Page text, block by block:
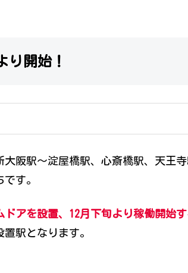
り開始！
阪駅～淀屋橋駅、心斎橋駅、天王
す。
ドアを設置、12月下旬より稼働開始
駅となります。